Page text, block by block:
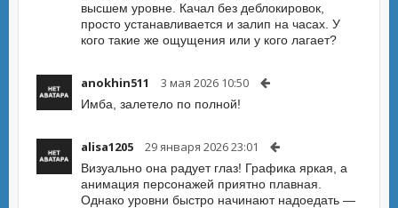
высшем уровне. Качал без деблокировок,
просто устанавливается и залип на часах. У
кого такие же ощущения или у кого лагает?
anokhin511 3 мая 2026 10:50
Имба, залетело по полной!
alisa1205 29 января 2026 23:01
Визуально она радует глаз! Графика яркая, а
анимация персонажей приятно плавная.
Однако уровни быстро начинают надоедать —